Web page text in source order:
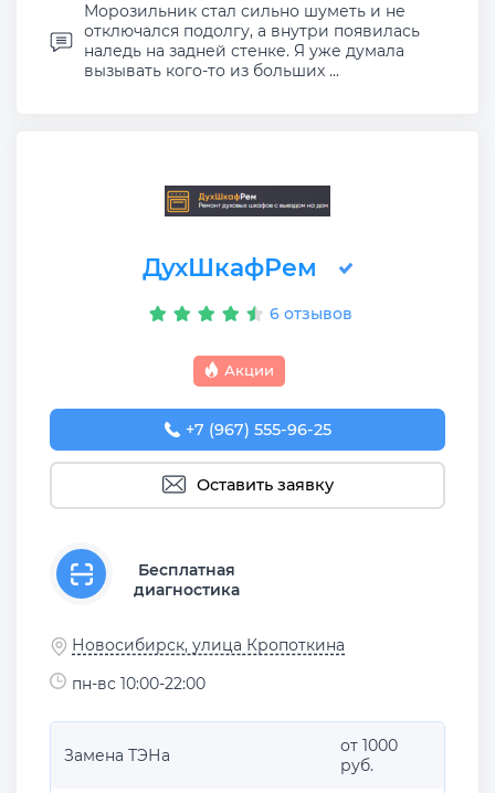
Морозильник стал сильно шуметь и не
отключался подолгу, а внутри появилась
наледь на задней стенке. Я уже думала
вызывать кого-то из больших ...
ДухШкафРем
6 отзывов
Акции
+7 (967) 555-96-25
Оставить заявку
Бесплатная
диагностика
Новосибирск, улица Кропоткина
пн-вс 10:00-22:00
Замена ТЭНа
от 1000
руб.